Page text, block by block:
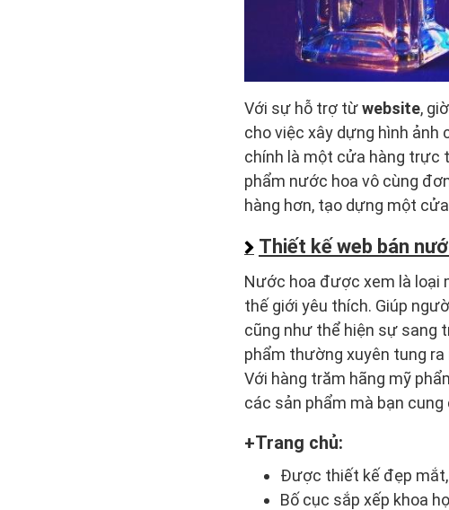
Với sự hỗ trợ từwebsite,
cho việc xây dựng hình ảnh
chính là một cửa hàng trực
phẩm nước hoa vô cùng
hàng hơn, tạo dựng một
Thiết kế web bán
Nước hoa được xem là loại
thế giới yêu thích. Giúp
cũng như thể hiện sự sang
phẩm thường xuyên tung
Với hàng trăm hãng mỹ
các sản phẩm mà bạn cung
Trang chủ:
Được thiết kế đẹp
Bố cục sắp xếp khoa